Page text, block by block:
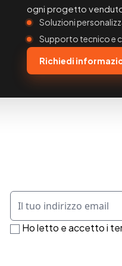
ogni progetto
Soluzioni
Supporto tecnico e
Richiedi
Ho letto e accetto i